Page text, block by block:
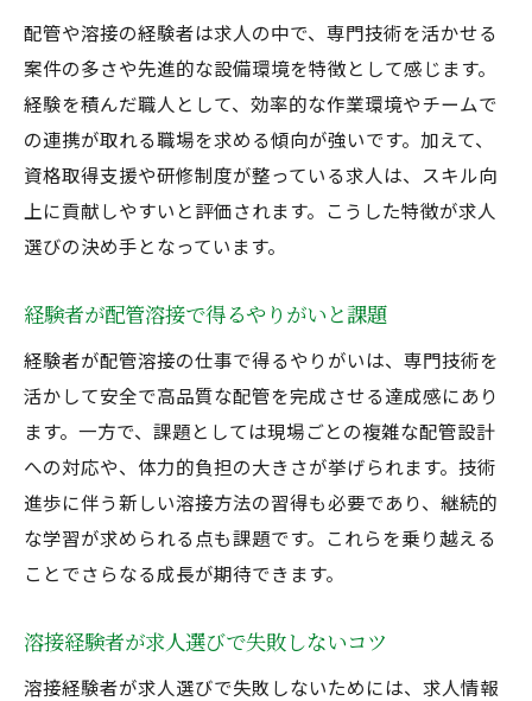
配管や溶接の経験者は求人の中で、専門技術を活かせる
案件の多さや先進的な設備環境を特徴として感じます。
経験を積んだ職人として、効率的な作業環境やチームで
の連携が取れる職場を求める傾向が強いです。加えて、
資格取得支援や研修制度が整っている求人は、スキル向
上に貢献しやすいと評価されます。こうした特徴が求人
選びの決め手となっています。
経験者が配管溶接で得るやりがいと課題
経験者が配管溶接の仕事で得るやりがいは、専門技術を
活かして安全で高品質な配管を完成させる達成感にあり
ます。一方で、課題としては現場ごとの複雑な配管設計
への対応や、体力的負担の大きさが挙げられます。技術
進歩に伴う新しい溶接方法の習得も必要であり、継続的
な学習が求められる点も課題です。これらを乗り越える
ことでさらなる成長が期待できます。
溶接経験者が求人選びで失敗しないコツ
溶接経験者が求人選びで失敗しないためには、求人情報